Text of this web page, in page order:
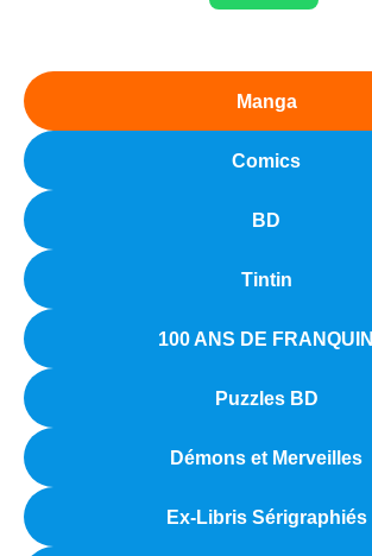
Manga
Comics
BD
Tintin
100 ANS DE FRANQUIN
Puzzles BD
Démons et Merveilles
Ex-Libris Sérigraphiés